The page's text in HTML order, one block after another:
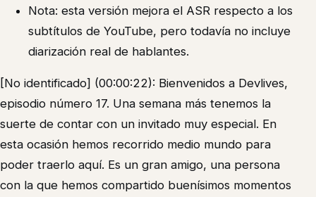
Nota: esta versión mejora el ASR respecto a los
subtítulos de YouTube, pero todavía no incluye
diarización real de hablantes.
[No identificado] (00:00:22): Bienvenidos a Devlives,
episodio número 17. Una semana más tenemos la
suerte de contar con un invitado muy especial. En
esta ocasión hemos recorrido medio mundo para
poder traerlo aquí. Es un gran amigo, una persona
con la que hemos compartido buenísimos momentos